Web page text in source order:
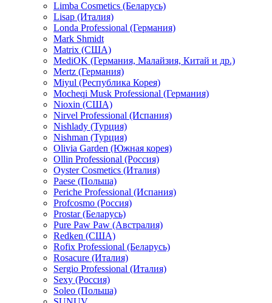
Limba Cosmetics (Беларусь)
Lisap (Италия)
Londa Professional (Германия)
Mark Shmidt
Matrix (США)
MediOK (Германия, Малайзия, Китай и др.)
Mertz (Германия)
Miyul (Республика Корея)
Mocheqi Musk Professional (Германия)
Nioxin (США)
Nirvel Professional (Испания)
Nishlady (Турция)
Nishman (Турция)
Olivia Garden (Южная корея)
Ollin Professional (Россия)
Oyster Cosmetics (Италия)
Paese (Польша)
Periche Professional (Испания)
Profcosmo (Россия)
Prostar (Беларусь)
Pure Paw Paw (Австралия)
Redken (США)
Rofix Professional (Беларусь)
Rosacure (Италия)
Sergio Professional (Италия)
Sexy (Россия)
Soleo (Польша)